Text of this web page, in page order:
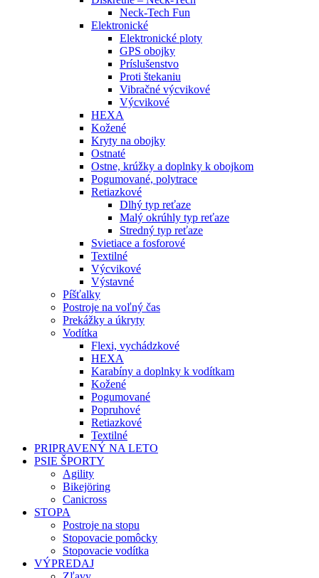
Neck-Tech Fun
Elektronické
Elektronické ploty
GPS obojky
Príslušenstvo
Proti štekaniu
Vibračné výcvikové
Výcvikové
HEXA
Kožené
Kryty na obojky
Ostnaté
Ostne, krúžky a doplnky k obojkom
Pogumované, polytrace
Retiazkové
Dlhý typ reťaze
Malý okrúhly typ reťaze
Stredný typ reťaze
Svietiace a fosforové
Textilné
Výcvikové
Výstavné
Píšťalky
Postroje na voľný čas
Prekážky a úkryty
Vodítka
Flexi, vychádzkové
HEXA
Karabíny a doplnky k vodítkam
Kožené
Pogumované
Popruhové
Retiazkové
Textilné
PRIPRAVENÝ NA LETO
PSIE ŠPORTY
Agility
Bikejöring
Canicross
STOPA
Postroje na stopu
Stopovacie pomôcky
Stopovacie vodítka
VÝPREDAJ